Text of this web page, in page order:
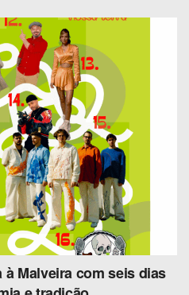
Malveira com seis dias